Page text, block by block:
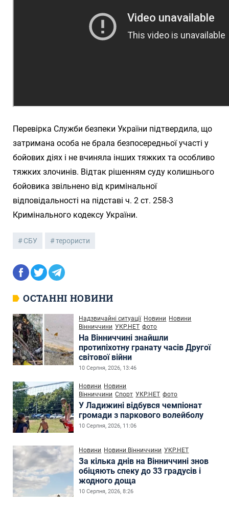
Перевірка Служби безпеки України підтвердила, що
затримана особа не брала безпосередньої участі у
бойових діях і не вчиняла інших тяжких та особливо
тяжких злочинів. Відтак рішенням суду колишнього
бойовика звільнено від кримінальної
відповідальності на підставі ч. 2 ст. 258-3
Кримінального кодексу України.
СБУ терористи
ОСТАННІ НОВИНИ
Надзвичайні ситуації Новини Новини
Вінниччини УКР.НЕТ фото
На Вінниччині знайшли
протипіхотну гранату часів Другої
світової війни
10 Серпня, 2026, 13:46
Новини Новини
Вінниччини Спорт УКР.НЕТ фото
У Ладижині відбувся чемпіонат
громади з паркового волейболу
10 Серпня, 2026, 11:06
Новини Новини Вінниччини УКР.НЕТ
За кілька днів на Вінниччині знов
обіцяють спеку до 33 градусів і
жодного доща
10 Серпня, 2026, 8:26